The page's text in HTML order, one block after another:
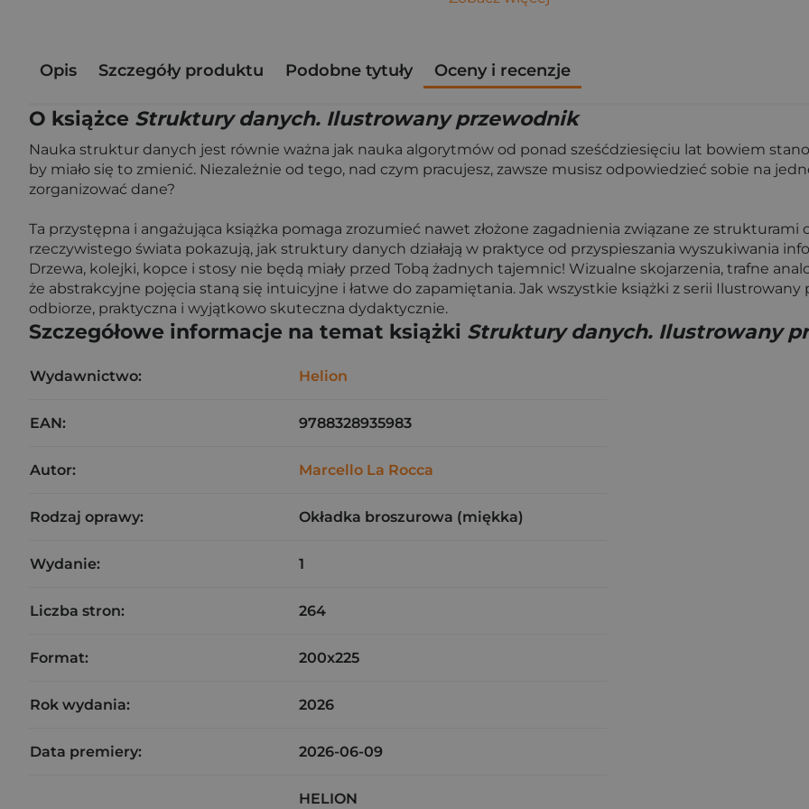
Opis Szczegóły produktu Podobne tytuły Oceny i recenzje
O książce Struktury danych. Ilustrowany przewodnik
Nauka struktur danych jest równie ważna jak nauka algorytmów od ponad sześćdziesięciu lat bowiem
by miało się to zmienić. Niezależnie od tego, nad czym pracujesz, zawsze musisz odpowiedzieć sobie na
zorganizować dane?
Ta przystępna i angażująca książka pomaga zrozumieć nawet złożone zagadnienia związane ze strukturami
rzeczywistego świata pokazują, jak struktury danych działają w praktyce od przyspieszania wyszukiwania
Drzewa, kolejki, kopce i stosy nie będą miały przed Tobą żadnych tajemnic! Wizualne skojarzenia, trafne
że abstrakcyjne pojęcia staną się intuicyjne i łatwe do zapamiętania. Jak wszystkie książki z serii
odbiorze, praktyczna i wyjątkowo skuteczna dydaktycznie.
Szczegółowe informacje na temat książki Struktury danych. Ilustrowany
Wydawnictwo: Helion
EAN: 9788328935983
Autor: Marcello La Rocca
Rodzaj oprawy: Okładka broszurowa (miękka)
Wydanie: 1
Liczba stron: 264
Format: 200x225
Rok wydania: 2026
Data premiery: 2026-06-09
HELION